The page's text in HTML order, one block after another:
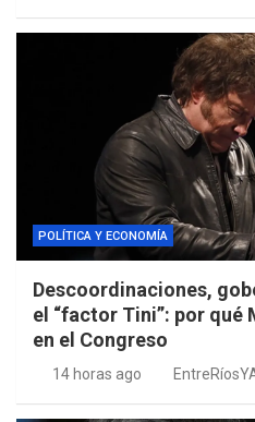
POLÍTICA Y ECONOMÍA
Descoordinaciones,
el “factor Tini”: por
en el Congreso
14 horas ago